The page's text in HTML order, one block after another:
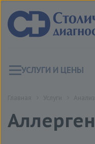
УСЛУГИ И ЦЕНЫ